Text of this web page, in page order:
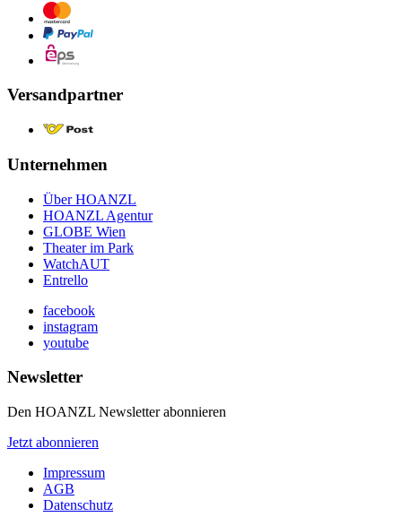
Versandpartner
Unternehmen
Über HOANZL
HOANZL Agentur
GLOBE Wien
Theater im Park
WatchAUT
Entrello
facebook
instagram
youtube
Newsletter
Den HOANZL Newsletter abonnieren
Jetzt abonnieren
Impressum
AGB
Datenschutz